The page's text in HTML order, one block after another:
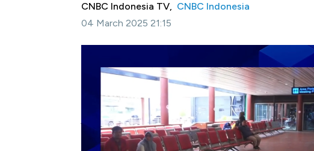
CNBC Indonesia TV, CNBC Indonesia
04 March 2025 21:15
- Sejumlah persiapan
Seperti apa?
Deputi Infrastruktur Dasar Kemenko Infrastruktur &
mengungkapkan sejumlah persiapan infrastruktur
jalan untuk dilewati angkutan mudik hingga mitigasi
Sementara itu, Wakil Ketua Komisi V DPR RI Syaiful